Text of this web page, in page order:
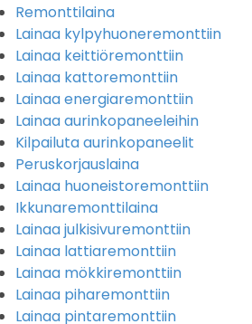
Remonttilaina
Lainaa kylpyhuoneremonttiin
Lainaa keittiöremonttiin
Lainaa kattoremonttiin
Lainaa energiaremonttiin
Lainaa aurinkopaneeleihin
Kilpailuta aurinkopaneelit
Peruskorjauslaina
Lainaa huoneistoremonttiin
Ikkunaremonttilaina
Lainaa julkisivuremonttiin
Lainaa lattiaremonttiin
Lainaa mökkiremonttiin
Lainaa piharemonttiin
Lainaa pintaremonttiin